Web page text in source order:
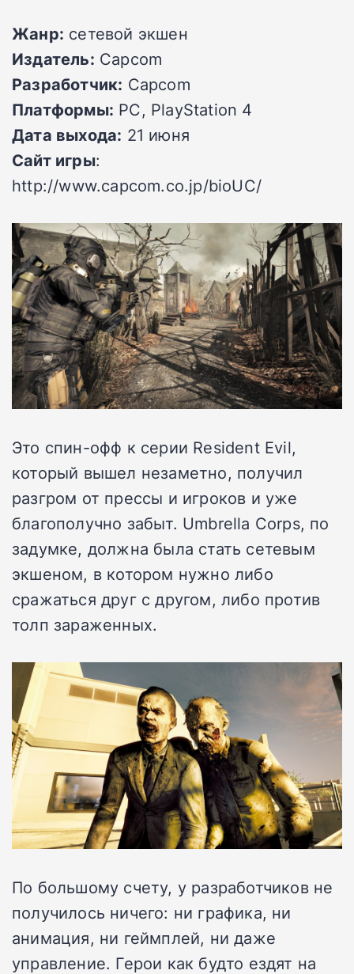
Жанр: сетевой экшен
Издатель: Capcom
Разработчик: Capcom
Платформы: PC, PlayStation 4
Дата выхода: 21 июня
Сайт игры:
http://www.capcom.co.jp/bioUC/
Это спин-офф к серии Resident Evil,
который вышел незаметно, получил
разгром от прессы и игроков и уже
благополучно забыт. Umbrella Corps, по
задумке, должна была стать сетевым
экшеном, в котором нужно либо
сражаться друг с другом, либо против
толп зараженных.
По большому счету, у разработчиков не
получилось ничего: ни графика, ни
анимация, ни геймплей, ни даже
управление. Герои как будто ездят на